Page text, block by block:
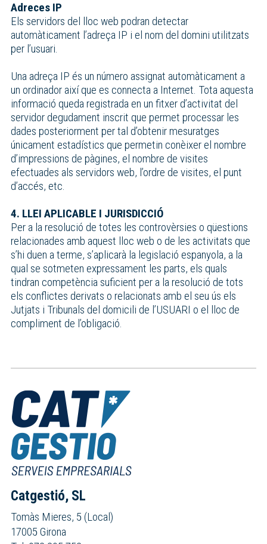
Adreces IP
Els servidors del lloc web podran detectar
automàticament l’adreça IP i el nom del domini utilitzats
per l’usuari.
Una adreça IP és un número assignat automàticament a
un ordinador així que es connecta a Internet. Tota aquesta
informació queda registrada en un fitxer d’activitat del
servidor degudament inscrit que permet processar les
dades posteriorment per tal d’obtenir mesuratges
únicament estadístics que permetin conèixer el nombre
d’impressions de pàgines, el nombre de visites
efectuades als servidors web, l’ordre de visites, el punt
d’accés, etc.
4. LLEI APLICABLE I JURISDICCIÓ
Per a la resolució de totes les controvèrsies o qüestions
relacionades amb aquest lloc web o de les activitats que
s’hi duen a terme, s’aplicarà la legislació espanyola, a la
qual se sotmeten expressament les parts, els quals
tindran competència suficient per a la resolució de tots
els conflictes derivats o relacionats amb el seu ús els
Jutjats i Tribunals del domicili de l’USUARI o el lloc de
compliment de l’obligació.
Catgestió, SL
Tomàs Mieres, 5 (Local)
17005 Girona